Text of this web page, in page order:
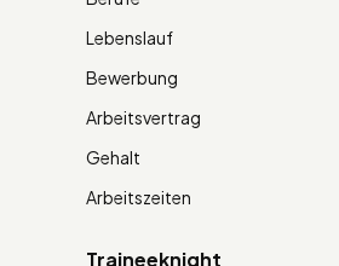
Lebenslauf
Bewerbung
Arbeitsvertrag
Gehalt
Arbeitszeiten
Traineeknight